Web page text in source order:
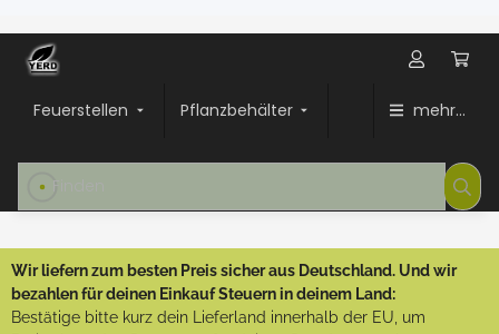
Feuerstellen Pflanzbehälter mehr...
Wir liefern zum besten Preis sicher aus Deutschland. Und wir
bezahlen für deinen Einkauf Steuern in deinem Land:
Bestätige bitte kurz dein Lieferland innerhalb der EU, um